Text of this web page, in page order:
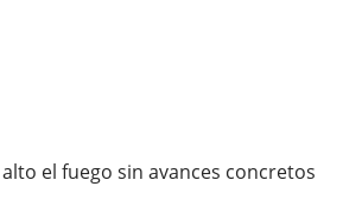
el fuego sin avances concretos